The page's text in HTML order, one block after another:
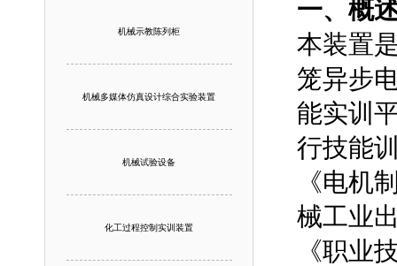
机械示教陈列柜
机械多媒体仿真设计综合实验装置
机械试验设备
化工过程控制实训装置
一、概
本装置
笼异步
能实训
行技能
《电机
械工业
《职业